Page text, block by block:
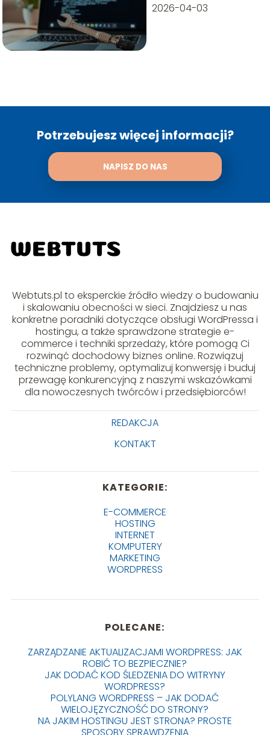
2026-04-03
Potrzebujesz więcej informacji?
NAPISZ DO NAS
Webtuts.pl to eksperckie źródło wiedzy o budowaniu
i skalowaniu obecności w sieci. Znajdziesz u nas
konkretne poradniki dotyczące obsługi WordPressa i
hostingu, a także sprawdzone strategie e-
commerce i techniki sprzedaży, które pomogą Ci
rozwinąć dochodowy biznes online. Rozwiązuj
techniczne problemy, optymalizuj konwersję i buduj
przewagę konkurencyjną z naszymi wskazówkami
dla nowoczesnych twórców i przedsiębiorców!
REDAKCJA
KONTAKT
KATEGORIE:
E-COMMERCE
HOSTING
INTERNET
KOMPUTERY
MARKETING
WORDPRESS
POLECANE:
ZARZĄDZANIE AKTUALIZACJAMI WORDPRESS: JAK
ROBIĆ TO BEZPIECZNIE?
JAK DODAĆ KOD ŚLEDZENIA DO WITRYNY
WORDPRESS?
POLYLANG WORDPRESS – JAK DODAĆ
WIELOJĘZYCZNOŚĆ DO STRONY?
NA JAKIM HOSTINGU JEST STRONA? PROSTE
SPOSOBY SPRAWDZENIA